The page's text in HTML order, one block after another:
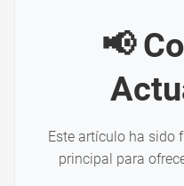
📢
Este artículo ha sido
principal para